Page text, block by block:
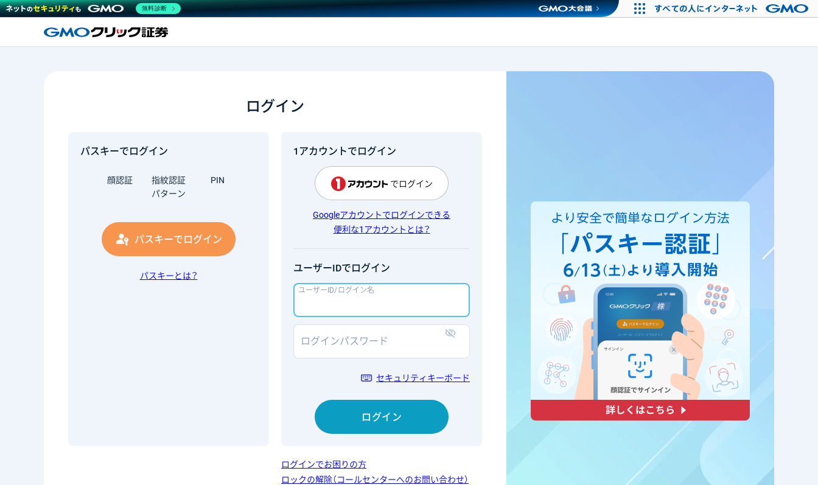
ログイン
パスキーでログイン
顔認証 指紋認証
PIN
パターン
パスキーでログイン
パスキーとは？
1アカウントでログイン
でログイン
Googleアカウントでログインできる
便利な1アカウントとは？
ユーザーIDでログイン
ユーザーID/ログイン名
ログインパスワード
セキュリティキーボード
ログイン
ログインでお困りの方
ロックの解除（コールセンターへのお問い合わせ）
無料診断